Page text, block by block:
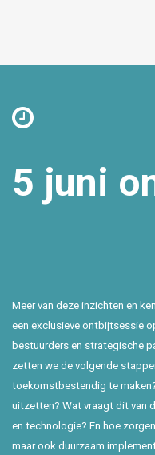
5 juni
Meer van deze inzichten en
een exclusieve ontbijtsessie
bestuurders en strategische
zetten we de volgende
toekomstbestendig te
uitzetten? Wat vraagt dit van
en technologie? En hoe
maar ook duurzaam